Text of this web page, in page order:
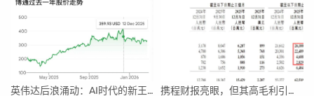
英伟达后浪涌动：AI时代的新王者与隐忧 携程财报亮眼，但其高毛利引发行业争议